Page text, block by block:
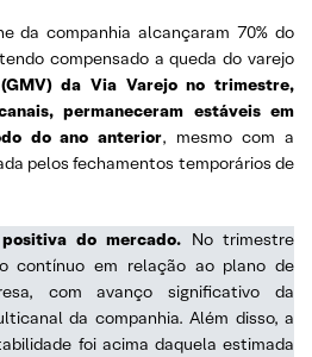
da companhia alcançaram 70% do
compensado a queda do varejo
da Via Varejo no trimestre,
permaneceram estáveis em
do ano anterior, mesmo com a
pelos fechamentos temporários de
do mercado. No trimestre
contínuo em relação ao plano de
com avanço significativo da
da companhia. Além disso, a
foi acima daquela estimada